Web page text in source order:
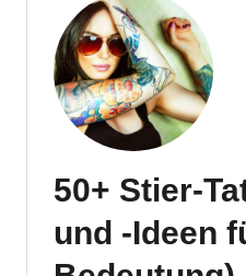
50+ Stier-
und -Ideen